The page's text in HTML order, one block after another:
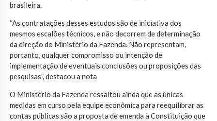
brasileira.
“As contratações desses estudos são de iniciativa dos
mesmos escalões técnicos, e não decorrem de determinação
da direção do Ministério da Fazenda. Não representam,
portanto, qualquer compromisso ou intenção de
implementação de eventuais conclusões ou proposições das
pesquisas”, destacou a nota
O Ministério da Fazenda ressaltou ainda que as únicas
medidas em curso pela equipe econômica para reequilibrar as
contas públicas são a proposta de emenda à Constituição que